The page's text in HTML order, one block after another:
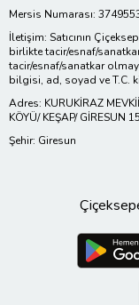
Mersis Numarası:
İletişim: Satıcının
birlikte tacir/esnaf/
tacir/esnaf/sanatkar
bilgisi, ad, soyad ve T.C.
Adres: KURUKİRAZ
KÖYÜ/ KEŞAP/ GİRESUN
Şehir: Giresun